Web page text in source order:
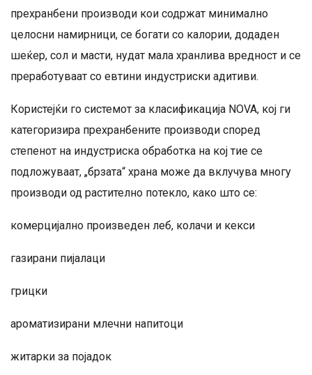
прехранбени производи кои содржат минимално
целосни намирници, се богати со калории, додаден
шеќер, сол и масти, нудат мала хранлива вредност и се
преработуваат со евтини индустриски адитиви.
Користејќи го системот за класификација NOVA, кој ги
категоризира прехранбените производи според
степенот на индустриска обработка на кој тие се
подложуваат, „брзата“ храна може да вклучува многу
производи од растително потекло, како што се:
комерцијално произведен леб, колачи и кекси
газирани пијалаци
грицки
ароматизирани млечни напитоци
житарки за појадок